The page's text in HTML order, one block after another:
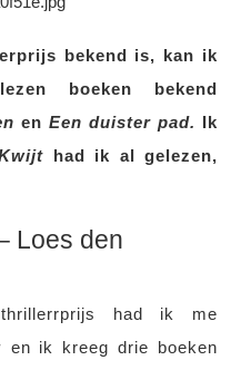
bekend is, kan ik
boeken bekend
en Een duister pad. Ik
had ik al gelezen,
Loes den
had ik me
en ik kreeg drie boeken